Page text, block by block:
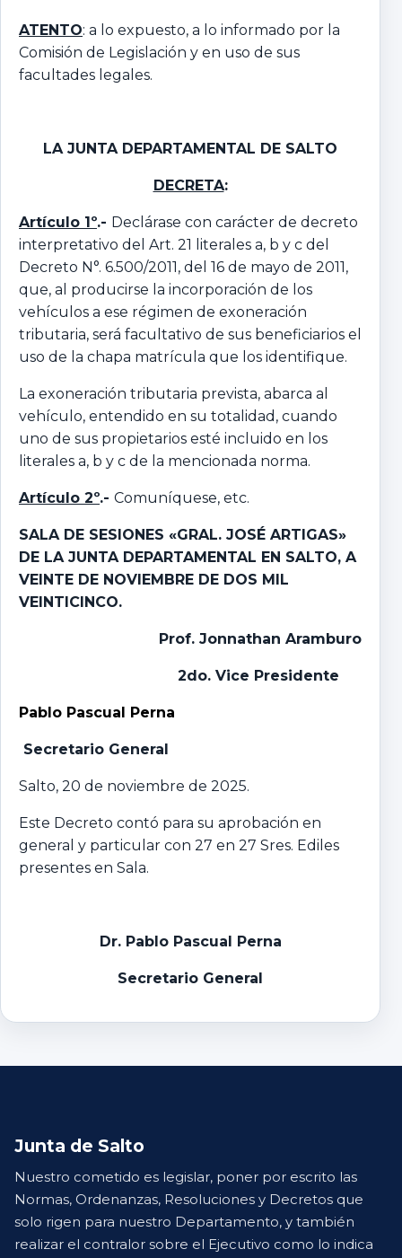
ATENTO: a lo expuesto, a lo informado por la
Comisión de Legislación y en uso de sus
facultades legales.
LA JUNTA DEPARTAMENTAL DE SALTO
DECRETA:
Artículo 1º.- Declárase con carácter de decreto
interpretativo del Art. 21 literales a, b y c del
Decreto N°. 6.500/2011, del 16 de mayo de 2011,
que, al producirse la incorporación de los
vehículos a ese régimen de exoneración
tributaria, será facultativo de sus beneficiarios el
uso de la chapa matrícula que los identifique.
La exoneración tributaria prevista, abarca al
vehículo, entendido en su totalidad, cuando
uno de sus propietarios esté incluido en los
literales a, b y c de la mencionada norma.
Artículo 2º.- Comuníquese, etc.
SALA DE SESIONES «GRAL. JOSÉ ARTIGAS»
DE LA JUNTA DEPARTAMENTAL EN SALTO, A
VEINTE DE NOVIEMBRE DE DOS MIL
VEINTICINCO.
Prof. Jonnathan Aramburo
2do. Vice Presidente
Pablo Pascual Perna
Secretario General
Salto, 20 de noviembre de 2025.
Este Decreto contó para su aprobación en
general y particular con 27 en 27 Sres. Ediles
presentes en Sala.
Dr. Pablo Pascual Perna
Secretario General
Junta de Salto
Nuestro cometido es legislar, poner por escrito las
Normas, Ordenanzas, Resoluciones y Decretos que
solo rigen para nuestro Departamento, y también
realizar el contralor sobre el Ejecutivo como lo indica